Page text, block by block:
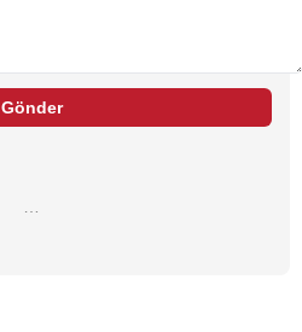
Gönder